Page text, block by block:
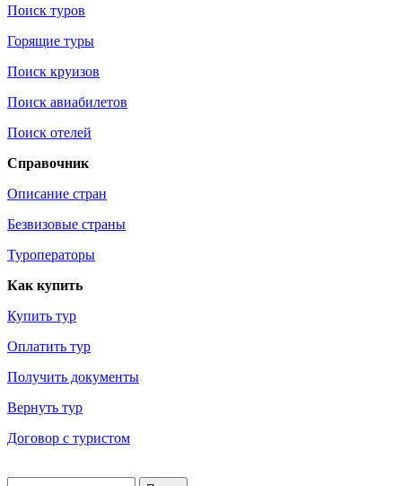
Поиск туров
Горящие туры
Поиск круизов
Поиск авиабилетов
Поиск отелей
Справочник
Описание стран
Безвизовые страны
Туроператоры
Как купить
Купить тур
Оплатить тур
Получить документы
Вернуть тур
Договор с туристом